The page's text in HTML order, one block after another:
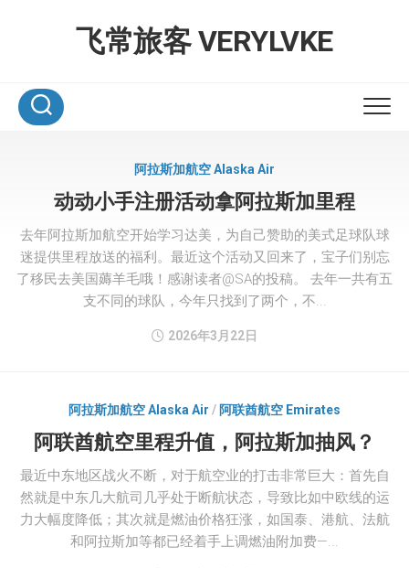
飞常旅客 VERYLVKE
阿拉斯加航空 Alaska Air
动动小手注册活动拿阿拉斯加里程
去年阿拉斯加航空开始学习达美，为自己赞助的美式足球队球
迷提供里程放送的福利。最近这个活动又回来了，宝子们别忘
了移民去美国薅羊毛哦！感谢读者@SA的投稿。 去年一共有五
支不同的球队，今年只找到了两个，不...
2026年3月22日
阿拉斯加航空 Alaska Air / 阿联酋航空 Emirates
阿联酋航空里程升值，阿拉斯加抽风？
最近中东地区战火不断，对于航空业的打击非常巨大：首先自
然就是中东几大航司几乎处于断航状态，导致比如中欧线的运
力大幅度降低；其次就是燃油价格狂涨，如国泰、港航、法航
和阿拉斯加等都已经着手上调燃油附加费—...